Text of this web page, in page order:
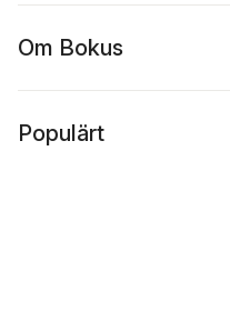
Om Bokus
Populärt